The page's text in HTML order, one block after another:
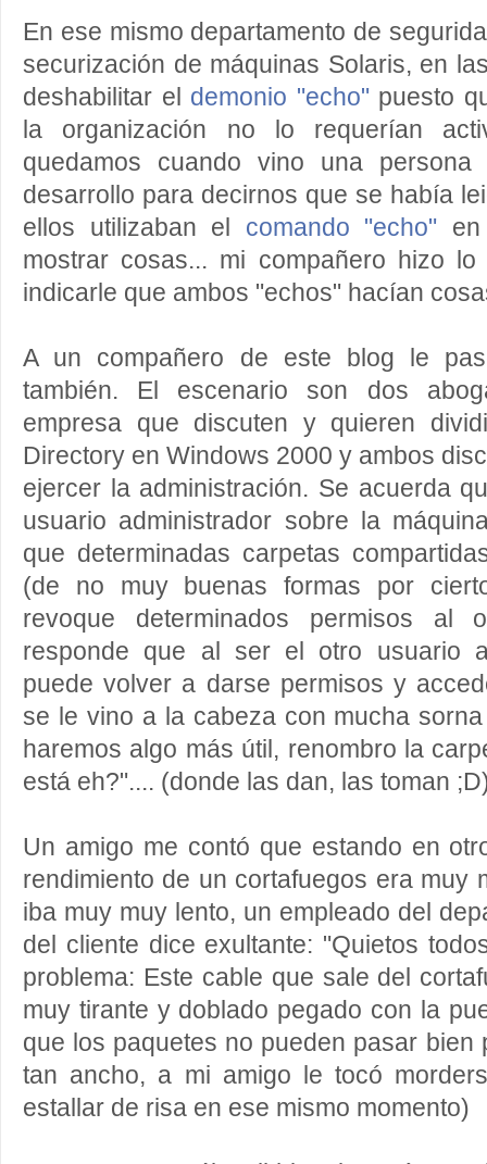
En ese mismo departamento de
securización de máquinas Solaris, en
deshabilitar el demonio "echo"puesto
la organización no lo requerían
quedamos cuando vino una persona
desarrollo para decirnos que se había
ellos utilizaban el comando "echo" en
mostrar cosas... mi compañero hizo
indicarle que ambos "echos" hacían
A un compañero de este blog le
también. El escenario son dos
empresa que discuten y quieren
Directory en Windows 2000 y ambos
ejercer la administración. Se acuerda
usuario administrador sobre la
que determinadas carpetas
(de no muy buenas formas por
revoque determinados permisos al
responde que al ser el otro usuario
puede volver a darse permisos y
se le vino a la cabeza con mucha
haremos algo más útil, renombro la
está eh?".... (donde las dan, las toman
Un amigo me contó que estando en
rendimiento de un cortafuegos era muy
iba muy muy lento, un empleado del
del cliente dice exultante: "Quietos
problema: Este cable que sale del
muy tirante y doblado pegado con la
que los paquetes no pueden pasar bien
tan ancho, a mi amigo le tocó
estallar de risa en ese mismo momento)